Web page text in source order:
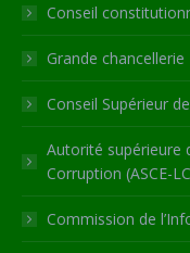
windowwindowwindowwindow
Conseil
Grande chancellerie
Conseil Supérieur
Autorité supérieure
Corruption (ASCE-
Commission de